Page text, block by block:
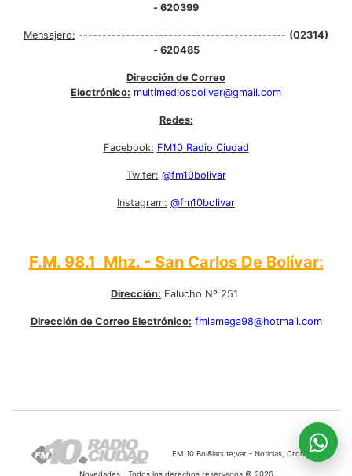
- 620399
Mensajero: -------------------------------------------- (02314)
- 620485
Dirección de Correo
Electrónico: multimediosbolivar@gmail.com
Redes:
Facebook: FM10 Radio Ciudad
Twiter: @fm10bolivar
Instagram: @fm10bolivar
F.M. 98.1 Mhz. - San Carlos De Bolívar:
Dirección: Falucho Nº 251
Dirección de Correo Electrónico: fmlamega98@hotmail.com
FM 10 Bol&iacute;var - Noticias, Cronicas,
Novedades - Todos los derechos reservados © 2026